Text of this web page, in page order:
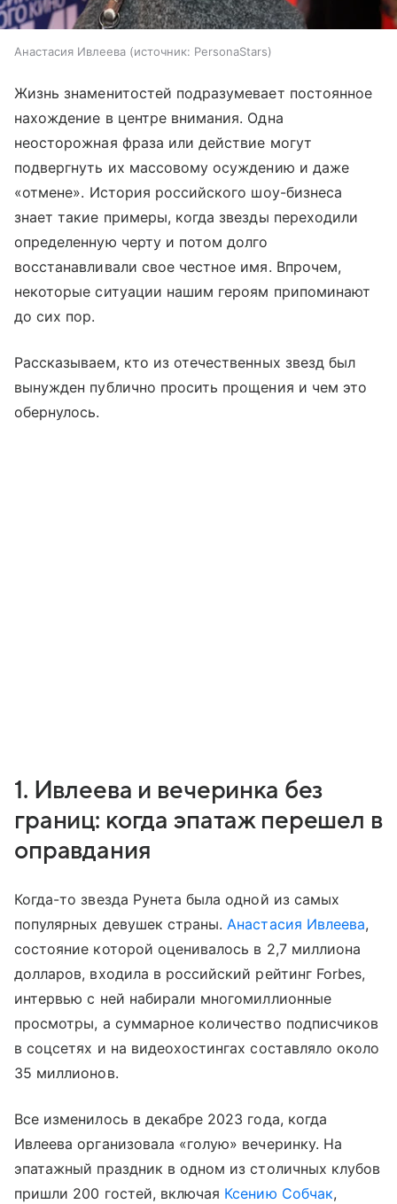
Анастасия Ивлеева источник: PersonaStars
Жизнь знаменитостей подразумевает постоянное
нахождение в центре внимания. Одна
неосторожная фраза или действие могут
подвергнуть их массовому осуждению и даже
«отмене». История российского шоу-бизнеса
знает такие примеры, когда звезды переходили
определенную черту и потом долго
восстанавливали свое честное имя. Впрочем,
некоторые ситуации нашим героям припоминают
до сих пор.
Рассказываем, кто из отечественных звезд был
вынужден публично просить прощения и чем это
обернулось.
1. Ивлеева и вечеринка без
границ: когда эпатаж перешел в
оправдания
Когда-то звезда Рунета была одной из самых
популярных девушек страны.Анастасия Ивлеева,
состояние которой оценивалось в 2,7 миллиона
долларов, входила в российский рейтинг Forbes,
интервью с ней набирали многомиллионные
просмотры, а суммарное количество подписчиков
в соцсетях и на видеохостингах составляло около
35 миллионов.
Все изменилось в декабре 2023 года, когда
Ивлеева организовала «голую» вечеринку. На
эпатажный праздник в одном из столичных клубов
пришли 200 гостей, включая Ксению Собчак,